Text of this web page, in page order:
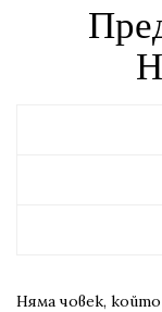
Няма човек,